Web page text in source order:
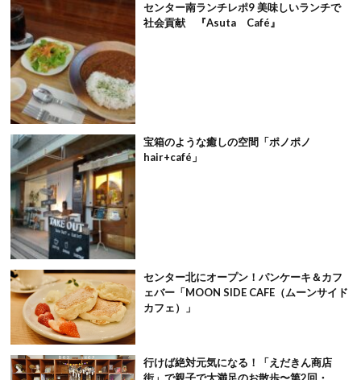
センター南ランチレポ9 美味しいランチで
社会貢献 『Asuta Café』
宝箱のような癒しの空間「ポノポノ
hair+café」
センター北にオープン！パンケーキ＆カフ
ェバー「MOON SIDE CAFE（ムーンサイド
カフェ）」
行けば絶対元気になる！「えだきん商店